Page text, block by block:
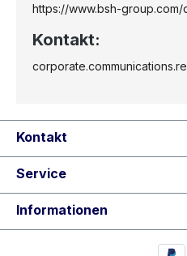
https://www.bsh-group.com/
Kontakt:
Kontakt
Service
Informationen